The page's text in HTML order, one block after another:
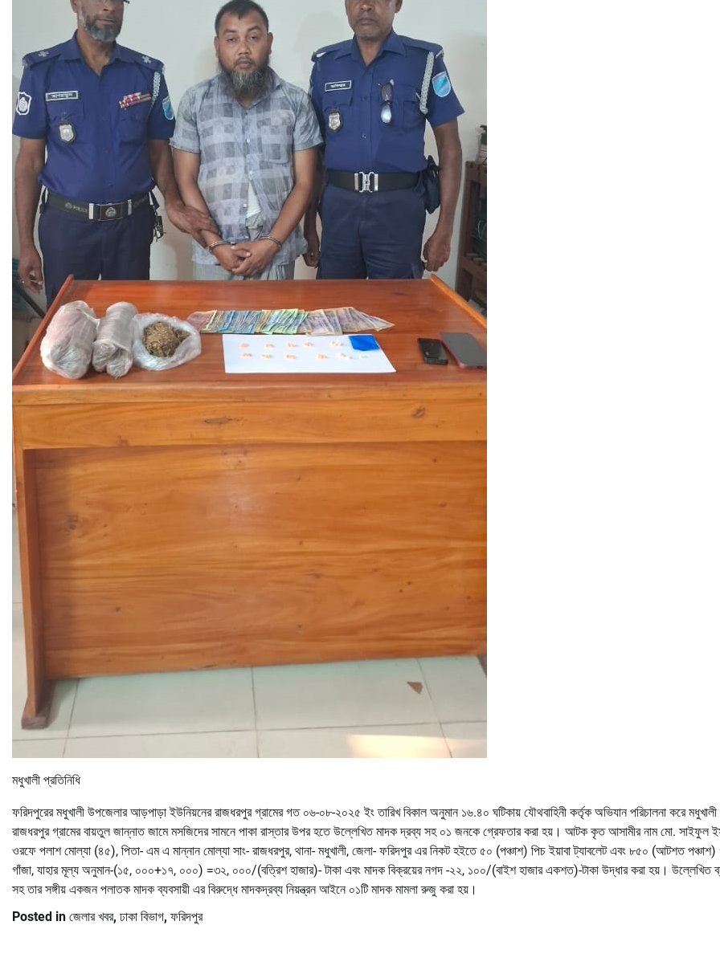
মধুখালী প্রতিনিধি
ফরিদপুরের মধুখালী উপজেলার আড়পাড়া ইউনিয়নের রাজধরপুর গ্রামের গত ০৬-০৮-২০২৫ ইং তারিখ বিকাল অনুমান ১৬.৪০ ঘটিকায় যৌথবাহিনী কর্তৃক অভিযান পরিচালনা করে মধুখালী
রাজধরপুর গ্রামের বায়তুল জান্নাত জামে মসজিদের সামনে পাকা রাস্তার উপর হতে উল্লেখিত মাদক দ্রব্য সহ ০১ জনকে গ্রেফতার করা হয়। আটক কৃত আসামীর নাম মো. সাইফুল
ওরফে পলাশ মোল্যা (৪৫), পিতা- এম এ মান্নান মোল্যা সাং- রাজধরপুর, থানা- মধুখালী, জেলা- ফরিদপুর এর নিকট হইতে ৫০ (পঞ্চাশ) পিচ ইয়াবা ট্যাবলেট এবং ৮৫০ (আটশত পঞ্চাশ)
গাঁজা, যাহার মূল্য অনুমান-(১৫, ০০০+১৭, ০০০) =৩২, ০০০/(বত্রিশ হাজার)- টাকা এবং মাদক বিক্রয়ের নগদ -২২, ১০০/(বাইশ হাজার একশত)-টাকা উদ্ধার করা হয়। উল্লেখিত
সহ তার সঙ্গীয় একজন পলাতক মাদক ব্যবসায়ী এর বিরুদ্ধে মাদকদ্রব্য নিয়ন্ত্রন আইনে ০১টি মাদক মামলা রুজু করা হয়।
Posted in জেলার খবর, ঢাকা বিভাগ, ফরিদপুর